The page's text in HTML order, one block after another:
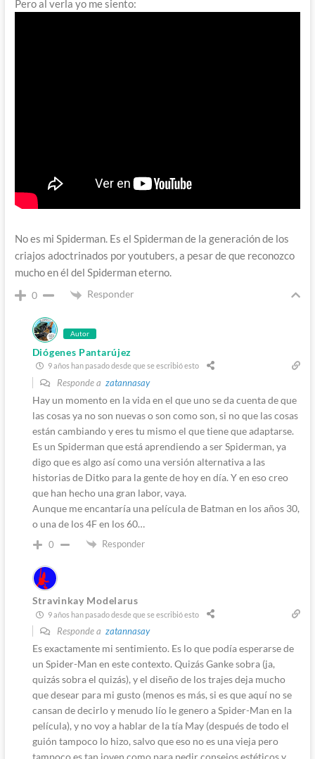
Pero al verla yo me siento:
No es mi Spiderman. Es el Spiderman de la generación de los
criajos adoctrinados por youtubers, a pesar de que reconozco
mucho en él del Spiderman eterno.
0 Responder
Autor
Diógenes Pantarújez
9 años han pasado desde que se escribió esto
Responde a zatannasay
Hay un momento en la vida en el que uno se da cuenta de que
las cosas ya no son nuevas o son como son, si no que las cosas
están cambiando y eres tu mismo el que tiene que adaptarse.
Es un Spiderman que está aprendiendo a ser Spiderman, ya
digo que es algo así como una versión alternativa a las
historias de Ditko para la gente de hoy en día. Y en eso creo
que han hecho una gran labor, vaya.
Aunque me encantaría una película de Batman en los años 30,
o una de los 4F en los 60…
0 Responder
Stravinkay Modelarus
9 años han pasado desde que se escribió esto
Responde a zatannasay
Es exactamente mi sentimiento. Es lo que podía esperarse de
un Spider-Man en este contexto. Quizás Ganke sobra (ja,
quizás sobra el quizás), y el diseño de los trajes deja mucho
que desear para mi gusto (menos es más, si es que aquí no se
cansan de decirlo y menudo lío le genero a Spider-Man en la
película), y no voy a hablar de la tía May (después de todo el
guión tampoco lo hizo, salvo que eso no es una vieja pero